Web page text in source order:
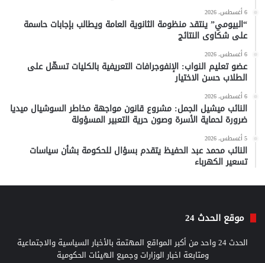
6 أغسطس، 2026
“البيومي” ينتقد منظومة الثانوية العامة ويطالب بإجابات حاسمة
على شكاوى النتائج
6 أغسطس، 2026
عضو تعليم النواب: الإنفوجرافات التعريفية بالكليات تسهّل على
الطلاب حسن الاختيار
6 أغسطس، 2026
النائب ميشيل الجمل: مشروع قانون مواجهة مخاطر السوشيال ميديا
ضرورة لحماية الأسرة وصون حرية التعبير المسؤولة
5 أغسطس، 2026
النائب محمد عبد الحفيظ يتقدم بسؤال للحكومة بشأن سياسات
تسعير الكهرباء
موقع الحدث 24
الحدث 24 واحد من أكبر المواقع المهتمة بالأخبار السياسية والاجتماعية
ومتابعة اخبار الوزارات وجميع الهيئات الحكومية